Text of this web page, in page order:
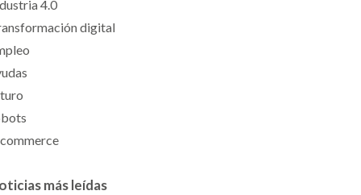
4.0
digital
más leídas